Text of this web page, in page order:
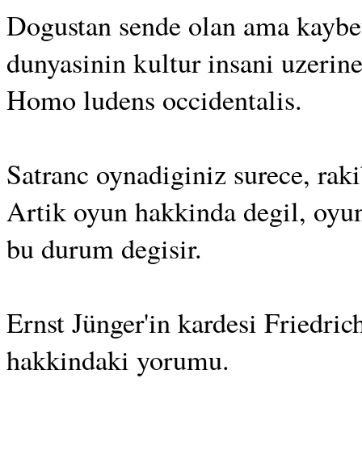
Dogustan sende olan ama
dunyasinin kultur insani
Homo ludens occidentalis.
Satranc oynadiginiz surece,
Artik oyun hakkinda degil,
bu durum degisir.
Ernst Jünger'in kardesi
hakkindaki yorumu.